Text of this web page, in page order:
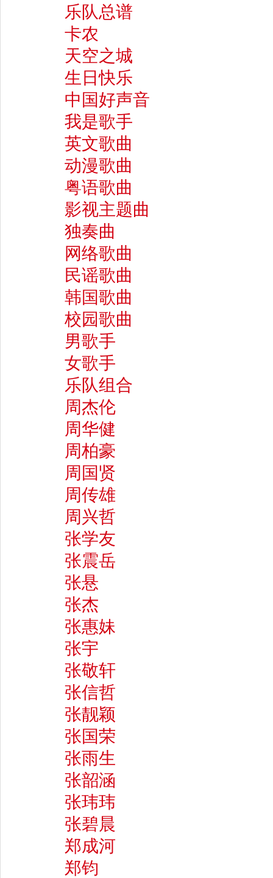
乐队总谱
卡农
天空之城
生日快乐
中国好声音
我是歌手
英文歌曲
动漫歌曲
粤语歌曲
影视主题曲
独奏曲
网络歌曲
民谣歌曲
韩国歌曲
校园歌曲
男歌手
女歌手
乐队组合
周杰伦
周华健
周柏豪
周国贤
周传雄
周兴哲
张学友
张震岳
张悬
张杰
张惠妹
张宇
张敬轩
张信哲
张靓颖
张国荣
张雨生
张韶涵
张玮玮
张碧晨
郑成河
郑钧